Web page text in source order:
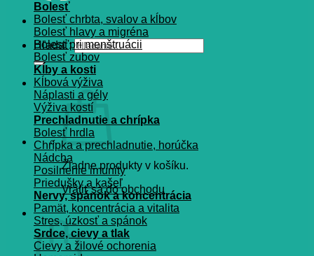
Hľadať:
Žiadne produkty v košíku.
Vrátiť sa do obchodu
Košík
Bolesť
Bolesť chrbta, svalov a kĺbov
Bolesť hlavy a migréna
Bolesť pri menštruácii
Bolesť zubov
Kĺby a kosti
Kĺbová výživa
Náplasti a gély
Výživa kostí
Prechladnutie a chrípka
Bolesť hrdla
Chrípka a prechladnutie, horúčka
Nádcha
Posilnenie imunity
Priedušky a kašeľ
Nervy, spánok a koncentrácia
Pamät, koncentrácia a vitalita
Stres, úzkosť a spánok
Srdce, cievy a tlak
Cievy a žilové ochorenia